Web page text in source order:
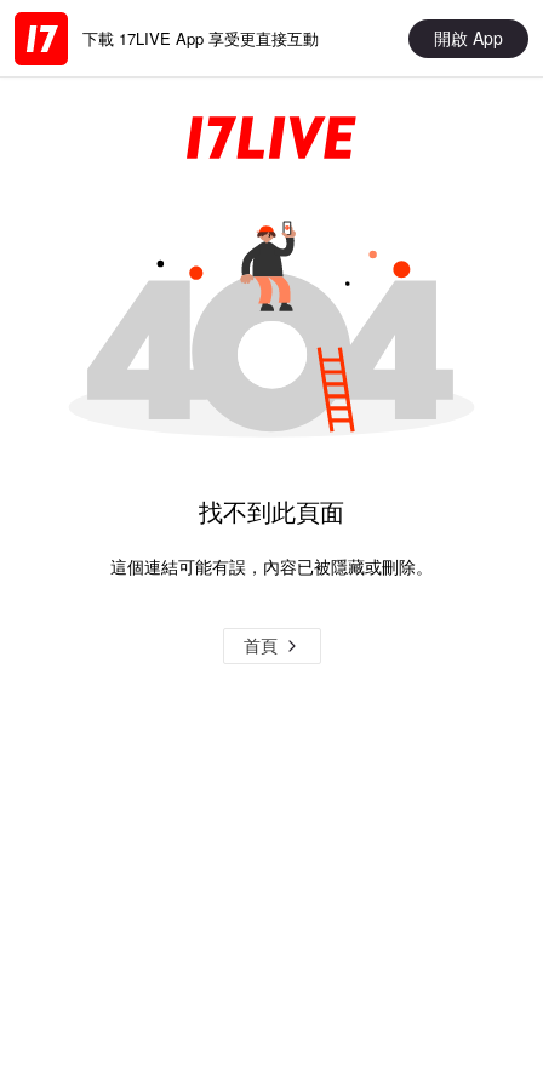
下載 17LIVE App 享受更直接互動 開啟 App
找不到此頁面
這個連結可能有誤，內容已被隱藏或刪除。
首頁